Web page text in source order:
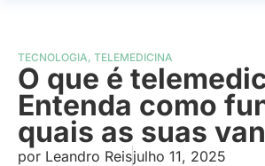
TECNOLOGIA, TELEMEDICINA
O que é
Entenda como
quais as suas
por Leandro Reisjulho 11, 2025